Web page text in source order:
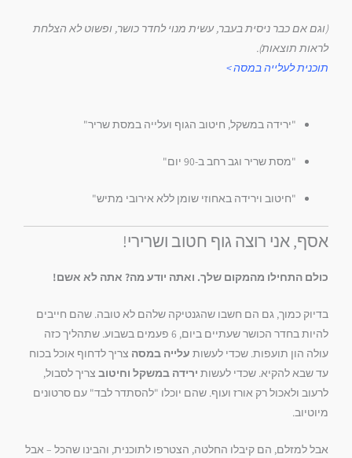
(וגם אם כבר ניסית בעבר, עשית מנוי לחדר כושר, ופשוט לא הצלחת
לראות תוצאות).
תוכנית לעלייה במסה >
"ירידה במשקל, חיטוב הגוף ועלייה במסת שריר"
"מסת שריר וגב רחב ב-90 יום"
"חיטוב וירידה באחוזי שומן ללא אירובי מתיש"
אסף, אני רוצה גוף חטוב ושרירי!
כולם התחילו מהמקום שלך. ואתה יודע מה? אתה לא אשם!
בדיוק כמוך, גם הם חשבו שהגנטיקה שלהם לא טובה. שהם חייבים
להיות בחדר הכושר שעתיים ביום, 6 פעמים בשבוע. שתהליך כזה
עולה הון תועפות. שכדי לעשות עלייה במסה צריך לדחוף אוכל בכוח
עד שבא להקיא. שכדי לעשות ירידה במשקל וחיטוב צריך לסבול,
לרעוב ולאכול רק אורז ועוף. שהם יוכלו "להסתדר לבד" עם סרטונים
מיוטיוב.
אבל למזלם, הם קיבלו החלטה, הצטרפו לתוכנית, והבינו שהכל – אבל